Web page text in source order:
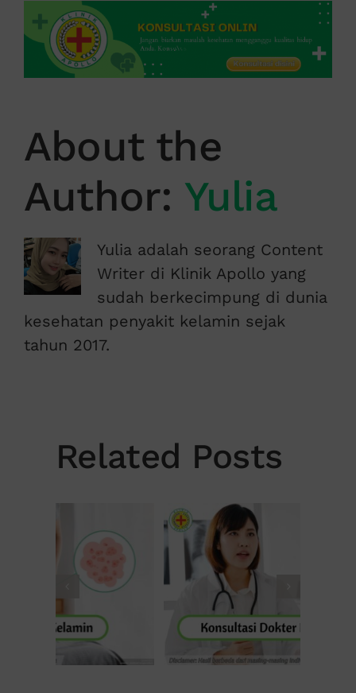
About the
Author: Yulia
Yulia adalah seorang Content
Writer di Klinik Apollo yang
sudah berkecimpung di dunia
kesehatan penyakit kelamin sejak
tahun 2017.
Related Posts